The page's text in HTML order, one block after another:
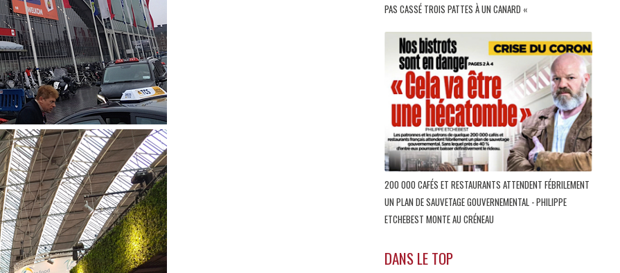
PAS CASSÉ TROIS PATTES À UN CANARD «
200 000 CAFÉS ET RESTAURANTS ATTENDENT FÉBRILEMENT
UN PLAN DE SAUVETAGE GOUVERNEMENTAL - PHILIPPE
ETCHEBEST MONTE AU CRÉNEAU
DANS LE TOP